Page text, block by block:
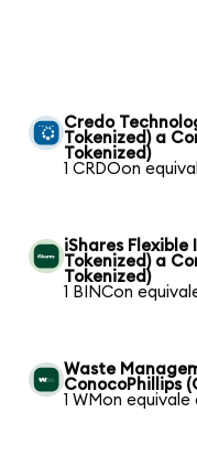
Credo
Tokenized) a
Tokenized)
1 CRDOon
iShares Flexible
Tokenized) a
Tokenized)
1 BINCon
Waste
ConocoPhillips
1 WMon equivale